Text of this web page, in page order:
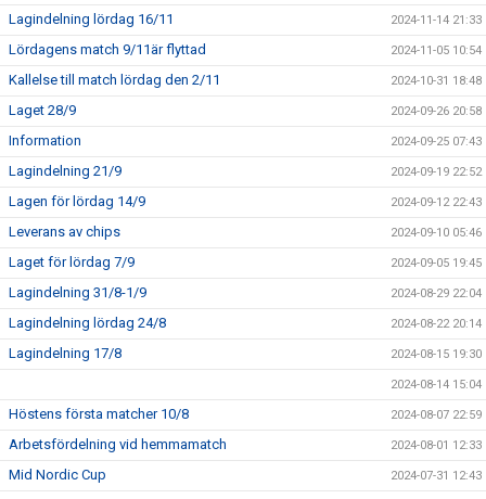
Lagindelning lördag 16/11 2024-11-14 21:33
Lördagens match 9/11är flyttad 2024-11-05 10:54
Kallelse till match lördag den 2/11 2024-10-31 18:48
Laget 28/9 2024-09-26 20:58
Information 2024-09-25 07:43
Lagindelning 21/9 2024-09-19 22:52
Lagen för lördag 14/9 2024-09-12 22:43
Leverans av chips 2024-09-10 05:46
Laget för lördag 7/9 2024-09-05 19:45
Lagindelning 31/8-1/9 2024-08-29 22:04
Lagindelning lördag 24/8 2024-08-22 20:14
Lagindelning 17/8 2024-08-15 19:30
2024-08-14 15:04
Höstens första matcher 10/8 2024-08-07 22:59
Arbetsfördelning vid hemmamatch 2024-08-01 12:33
Mid Nordic Cup 2024-07-31 12:43